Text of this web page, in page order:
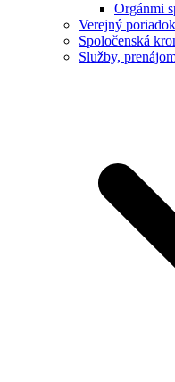
Orgánmi
Verejný poriadok
Spoločenská
Služby,